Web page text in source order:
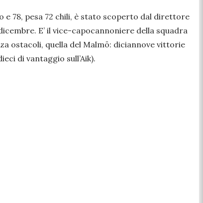
e 78, pesa 72 chili, è stato scoperto dal direttore
E’ il vice-capocannoniere della squadra
ostacoli, quella del Malmö: diciannove vittorie
di vantaggio sull’Aik).